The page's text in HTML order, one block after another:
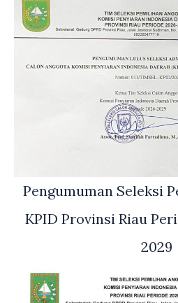
Pengumuman Seleksi
KPID Provinsi Riau
2029